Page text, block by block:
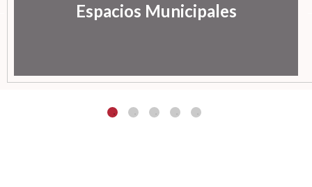
Espacios Municipales